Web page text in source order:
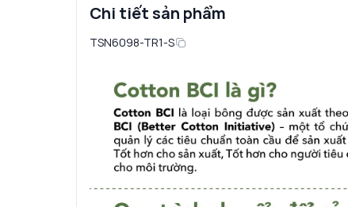
Chi tiết sản phẩm
TSN6098-TR1-S